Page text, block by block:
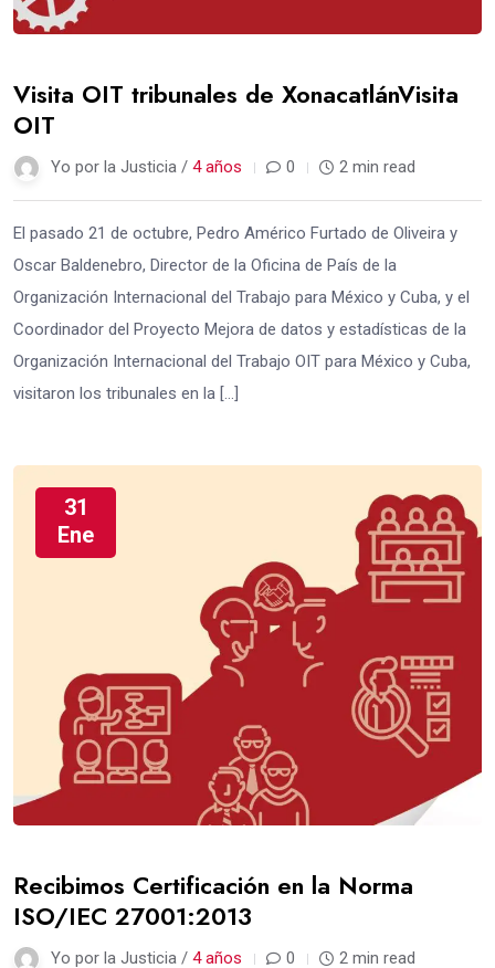
Visita OIT tribunales de XonacatlánVisita
OIT
Yo por la Justicia / 4 años 0 2 min read
El pasado 21 de octubre, Pedro Américo Furtado de Oliveira y
Oscar Baldenebro, Director de la Oficina de País de la
Organización Internacional del Trabajo para México y Cuba, y el
Coordinador del Proyecto Mejora de datos y estadísticas de la
Organización Internacional del Trabajo OIT para México y Cuba,
visitaron los tribunales en la […]
31
Ene
Recibimos Certificación en la Norma
ISO/IEC 27001:2013
Yo por la Justicia / 4 años 0 2 min read